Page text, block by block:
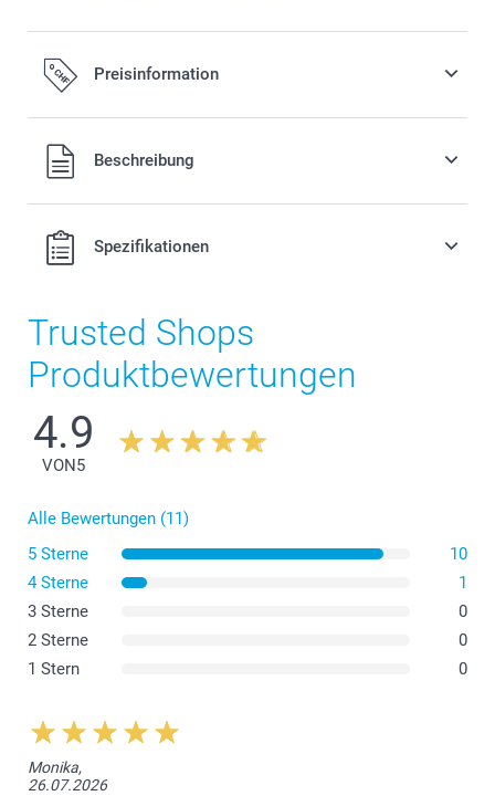
Preisinformation
Alle Preise verstehen sich in Schweizer Franken (CHF) inkl.
MwSt. und zzgl. Versandkosten.
Beschreibung
Spezifikationen
Trusted Shops
Produktbewertungen
4.9
VON 5
Alle Bewertungen (11)
5 Sterne
10
4 Sterne
1
3 Sterne
0
2 Sterne
0
1 Stern
0
Monika,
26.07.2026